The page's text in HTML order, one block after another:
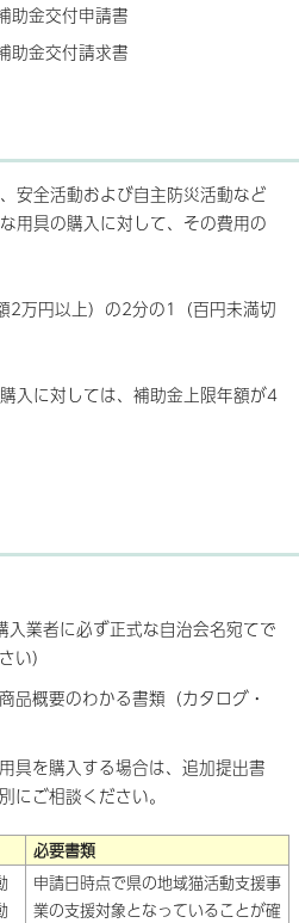
助金交付申請書
助金交付請求書
安全活動および自主防災活動など
用具の購入に対して、その費用の
2万円以上）の2分の1（百円未満切
入に対しては、補助金上限年額が4
入業者に必ず正式な自治会名宛てで
い）
品概要のわかる書類（カタログ・
具を購入する場合は、追加提出書
にご相談ください。
必要書類
申請日時点で県の地域猫活動支援事
業の支援対象となっていることが確